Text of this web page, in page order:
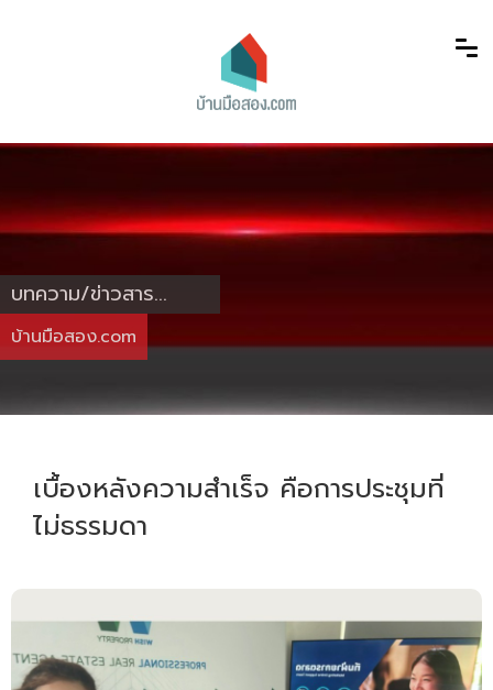
บทความ/ข่าวสาร...
บ้านมือสอง.com
เบื้องหลังความสำเร็จ คือการประชุมที่
ไม่ธรรมดา